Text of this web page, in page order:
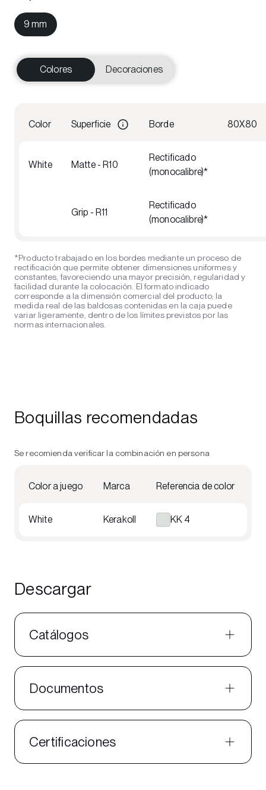
9 mm
Colores Decoraciones
Color Superficie Borde 80X80
White Matte - R10
Rectificado
(monocalibre)*
Grip - R11
Rectificado
(monocalibre)*
*Producto trabajado en los bordes mediante un proceso de
rectificación que permite obtener dimensiones uniformes y
constantes, favoreciendo una mayor precisión, regularidad y
facilidad durante la colocación. El formato indicado
corresponde a la dimensión comercial del producto; la
medida real de las baldosas contenidas en la caja puede
variar ligeramente, dentro de los límites previstos por las
normas internacionales.
Boquillas recomendadas
Se recomienda verificar la combinación en persona
Color a juego Marca Referencia de color
White Kerakoll KK 4
Descargar
Catálogos
Documentos
Certificaciones